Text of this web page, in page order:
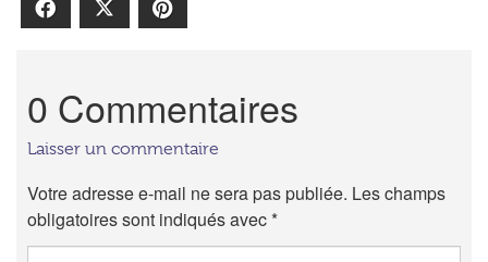
Facebook
0 Commentaires
Laisser un commentaire
Votre adresse e-mail ne sera pas publiée. Les champs
obligatoires sont indiqués avec*